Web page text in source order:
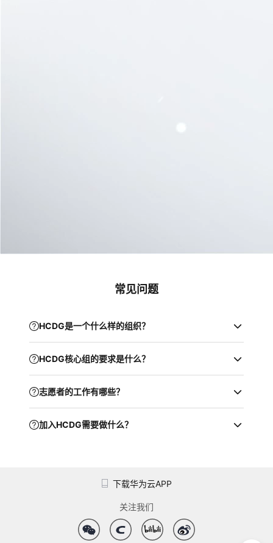
常见问题
HCDG是一个什么样的组织？
HCDG核心组的要求是什么？
志愿者的工作有哪些？
加入HCDG需要做什么？
下载华为云APP
关注我们